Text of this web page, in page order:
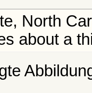
North
about a